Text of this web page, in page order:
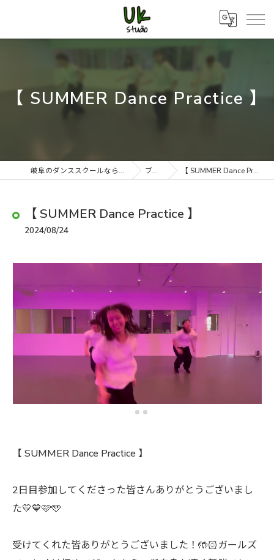
【 SUMMER Dance Practice 】
岐阜のダンススクールならUK studio ブログ 【 SUMMER Dance Practice 】
【 SUMMER Dance Practice 】
2024/08/24
【 SUMMER Dance Practice 】
2日目参加してくださった皆さんありがとうございまし
た💛💙🩷🩵
受けてくれた皆ありがとうございました！🤲🏻ガールズ